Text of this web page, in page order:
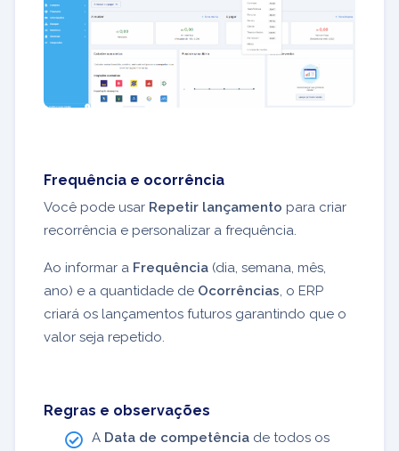
Frequência e ocorrência
Você pode usar Repetir lançamento para criar
recorrência e personalizar a frequência.
Ao informar a Frequência (dia, semana, mês,
ano) e a quantidade de Ocorrências, o ERP
criará os lançamentos futuros garantindo que o
valor seja repetido.
Regras e observações
A Data de competência de todos os